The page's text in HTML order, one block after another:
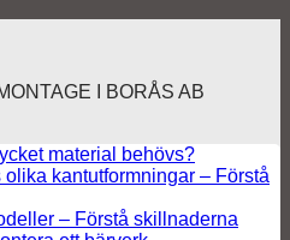
I BORÅS AB
material behövs?
kantutformningar – Förstå
– Förstå skillnaderna